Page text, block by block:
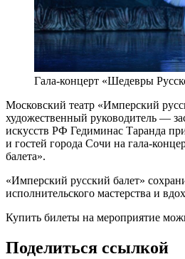
Гала-концерт «Шедевры
Московский театр «Имперский
художественный руководитель —
искусств РФ Гедиминас Таранда
и гостей города Сочи на гала-
балета».
«Имперский русский балет»
исполнительского мастерства и
Купить билеты на мероприятие
Поделиться ссылкой